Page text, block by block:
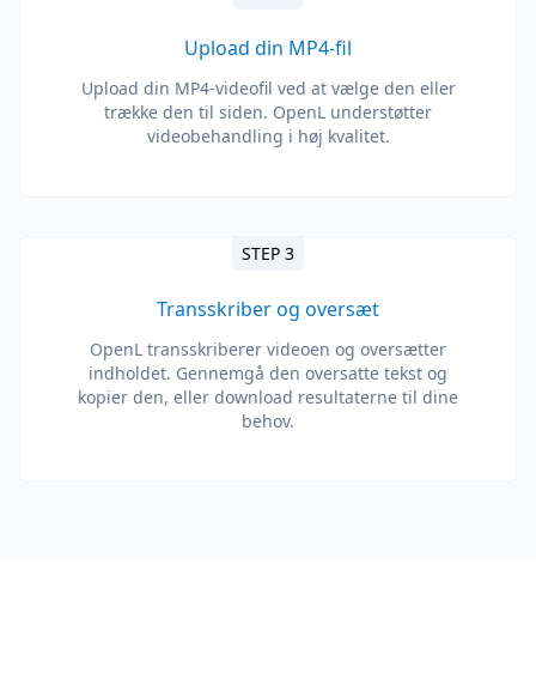
Upload din MP4-fil
Upload din MP4-videofil ved at vælge den eller
trække den til siden. OpenL understøtter
videobehandling i høj kvalitet.
STEP 3
Transskriber og oversæt
OpenL transskriberer videoen og oversætter
indholdet. Gennemgå den oversatte tekst og
kopier den, eller download resultaterne til dine
behov.